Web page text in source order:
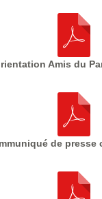
Amis du
de presse